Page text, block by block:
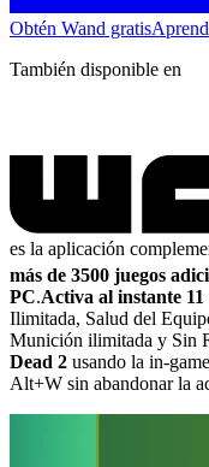
Obtén Wand gratis
También disponible en
es la aplicación
más de 3500 juegos
PC.Activa al instante
Ilimitada, Salud del
Munición ilimitada y Sin
Dead 2 usando la in-
Alt+W sin abandonar la